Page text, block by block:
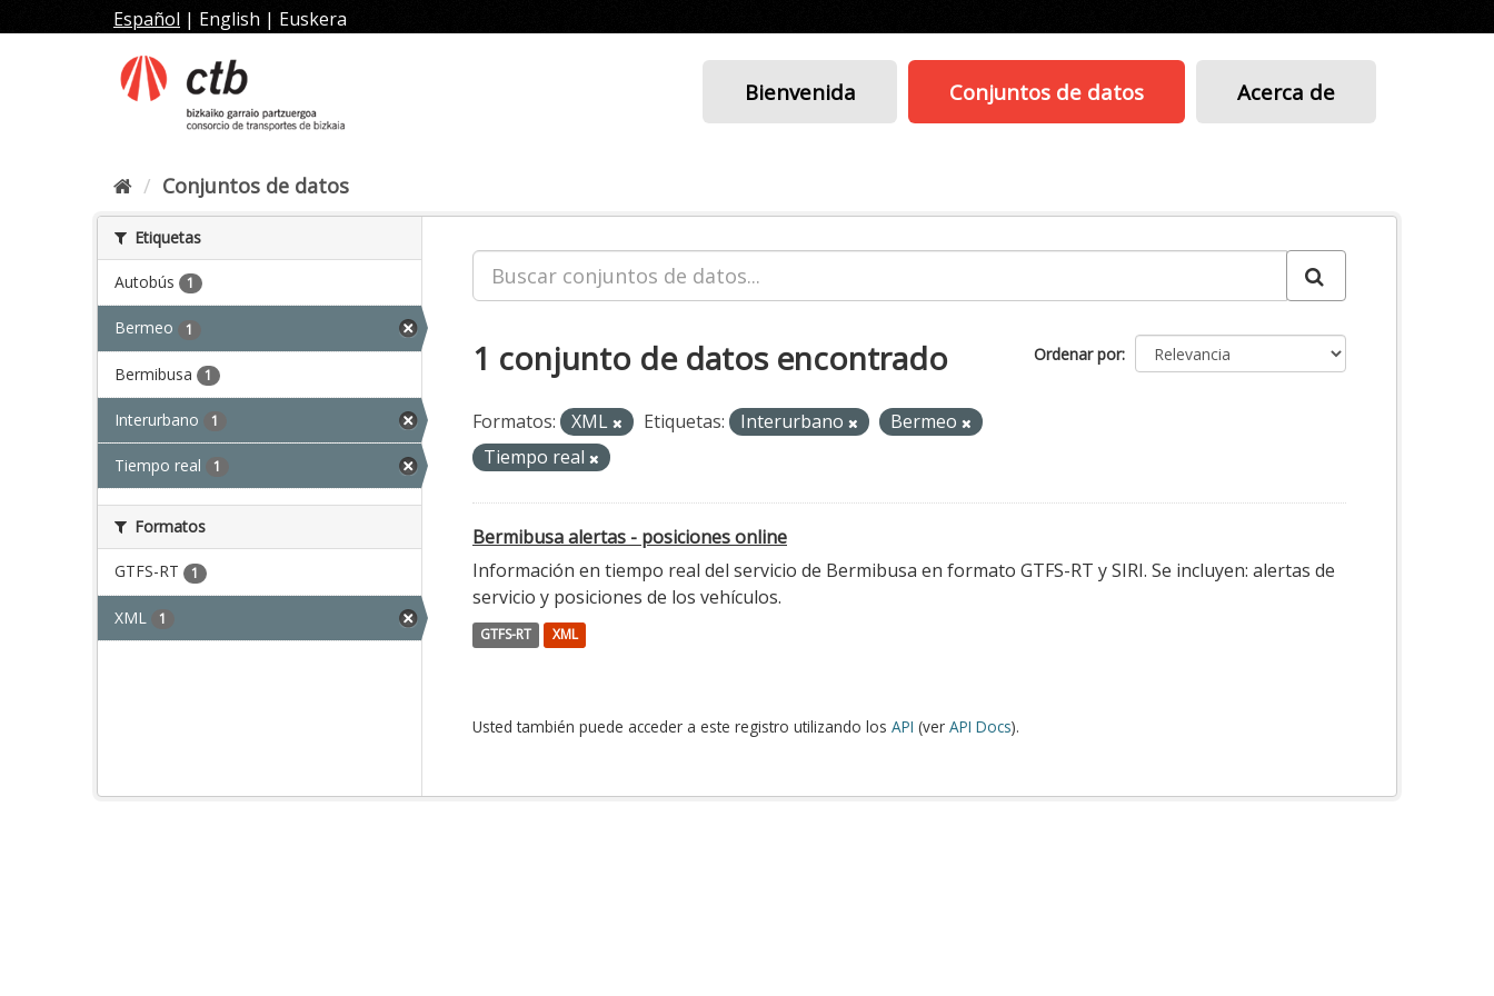
al
Español | English | Euskera
Bienvenida Conjuntos de datos Acerca de
Conjuntos de datos
Etiquetas
Autobús 1
Bermeo 1
Bermibusa 1
Interurbano 1
Tiempo real 1
Formatos
GTFS-RT 1
XML 1
Ordenar por
1 conjunto de datos encontrado
Formatos: XML Etiquetas: Interurbano
Bermeo
Tiempo real
Bermibusa alertas - posiciones online
Información en tiempo real del servicio de Bermibusa en formato GTFS-RT y SIRI. Se incluyen: alertas de
servicio y posiciones de los vehículos.
GTFS-RT XML
Usted también puede acceder a este registro utilizando los API (ver API Docs).